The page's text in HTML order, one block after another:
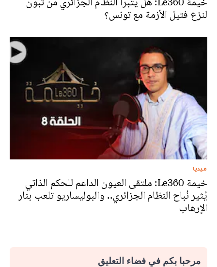
لنزع فتيل الأزمة مع تونس؟
ميديا
خيمة Le360: ملتقى العيون الداعم للحكم الذاتي
يُثير نُباح النظام الجزائري.. والبوليساريو تلعب بنار
الإرهاب
مرحبا بكم في فضاء التعليق